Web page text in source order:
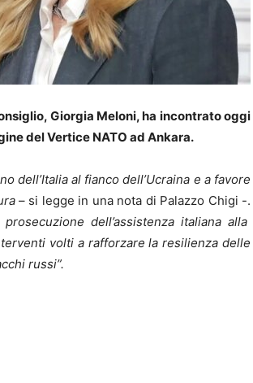
Giorgia Meloni, ha incontrato oggi
del Vertice NATO ad Ankara.
dell’Italia al fianco dell’Ucraina e a favore
– si legge in una nota di Palazzo Chigi -.
dell’assistenza italiana alla
volti a rafforzare la resilienza delle
russi”.